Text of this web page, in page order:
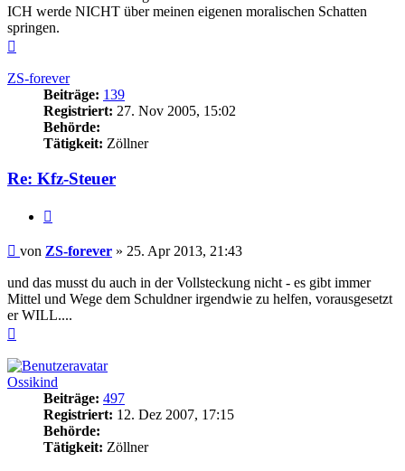
ICH werde NICHT über meinen eigenen moralischen Schatten
springen.
ZS-forever
Beiträge: 139
Registriert: 27. Nov 2005, 15:02
Behörde:
Tätigkeit: Zöllner
Re: Kfz-Steuer
Beitrag
von ZS-forever » 25. Apr 2013, 21:43
und das musst du auch in der Vollsteckung nicht - es gibt immer
Mittel und Wege dem Schuldner irgendwie zu helfen, vorausgesetzt
er WILL....
Ossikind
Beiträge: 497
Registriert: 12. Dez 2007, 17:15
Behörde:
Tätigkeit: Zöllner